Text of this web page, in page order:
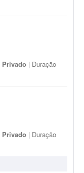
Privado | Duração
Privado | Duração